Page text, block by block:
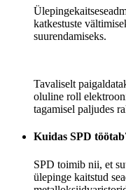
katkestuste
suurendamiseks.
Tavaliselt
oluline roll
tagamisel paljudes
Kuidas SPD
SPD toimib nii, et
ülepinge kaitstud